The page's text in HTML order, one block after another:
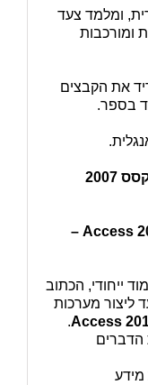
ומלמד צעד
ומורכבות
את הקבצים
בספר.
אקסס 2007
Access
–
ייחודי, הכתוב
ליצור מערכות
Access
.
הדברים
מידע